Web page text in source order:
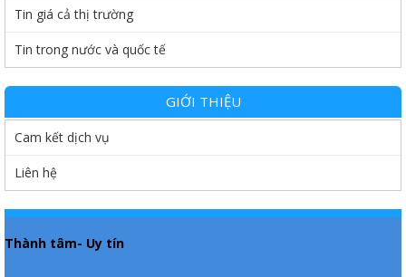
Tin giá cả thị trường
Tin trong nước và quốc tế
GIỚI THIỆU
Cam kết dịch vụ
Liên hệ
Thành tâm- Uy tín